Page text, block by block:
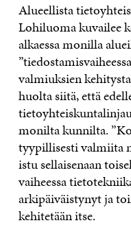
Alueellista
Lohiluoma kuvailee
alkaessa monilla
valmiuksien
huolta siitä, että
monilta kunnilta.
tyypillisesti valmiita
istu sellaisenaan
vaiheessa
arkipäiväistynyt ja
kehitetään itse.